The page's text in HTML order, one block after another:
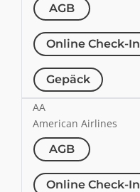
AGB
Online Check-In
Gepäck
AA
American Airlines
AGB
Online Check-In